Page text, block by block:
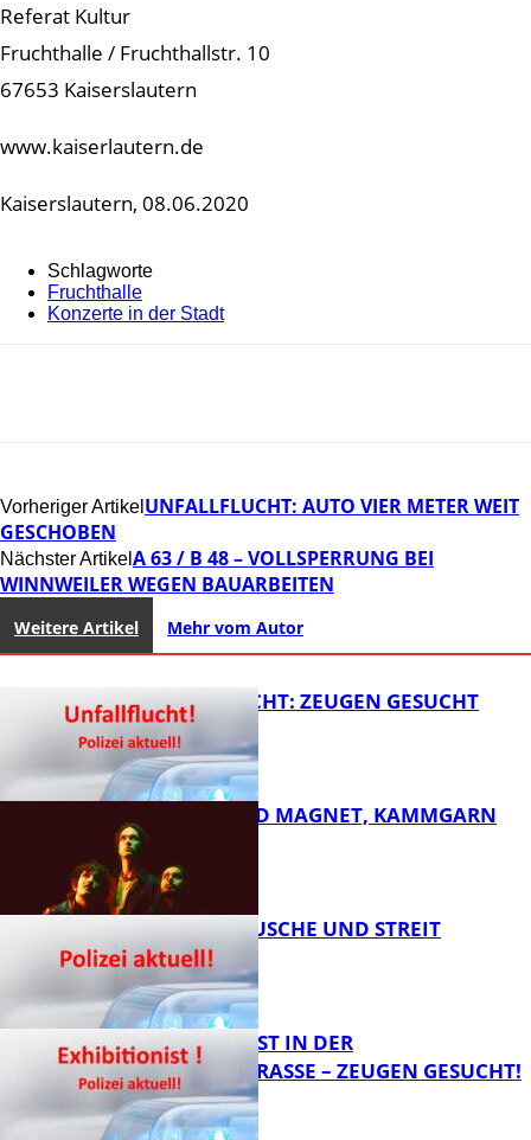
Referat Kultur
Fruchthalle / Fruchthallstr. 10
67653 Kaiserslautern
www.kaiserlautern.de
Kaiserslautern, 08.06.2020
Schlagworte
Fruchthalle
Konzerte in der Stadt
Vorheriger Artikel UNFALLFLUCHT: AUTO VIER METER WEIT
GESCHOBEN
Nächster Artikel A 63 / B 48 – VOLLSPERRUNG BEI
WINNWEILER WEGEN BAUARBEITEN
Weitere Artikel Mehr vom Autor
UNFALLFLUCHT: ZEUGEN GESUCHT
DIRTY SOUND MAGNET, KAMMGARN
KNALLGERÄUSCHE UND STREIT
EXHIBITIONIST IN DER
VELMANNSTRASSE – ZEUGEN GESUCHT!